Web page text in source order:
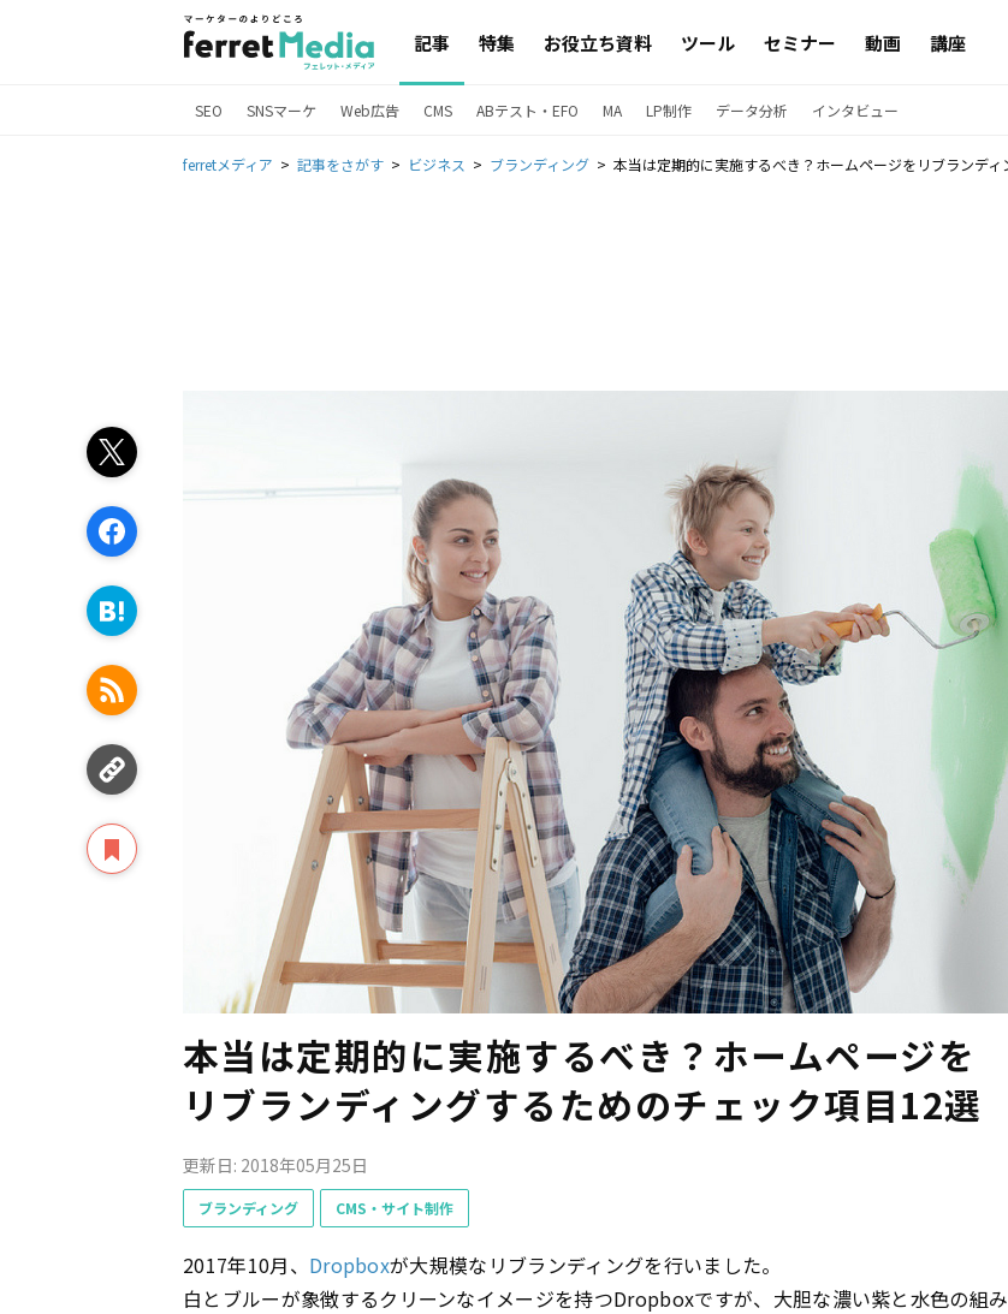
記事 特集 お役立ち資料 ツール セミナー 動画 講座
SEO SNSマーケ Web広告 CMS ABテスト・EFO MA LP制作 データ分析 インタビュー
ferretメディア 記事をさがす ビジネス ブランディング 本当は定期的に実施するべき？ホームページをリブランデ
本当は定期的に実施するべき？ホームページを
リブランディングするためのチェック項目12選
更新日: 2018年05月25日
ブランディング CMS・サイト制作
2017年10月、 Dropboxが大規模なリブランディングを行いました。
白とブルーが象徴するクリーンなイメージを持つDropboxですが、大胆な濃い紫と水色の組み